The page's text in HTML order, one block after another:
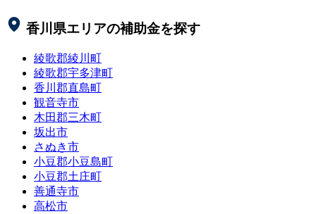
香川県エリアの補助金を探す
綾歌郡綾川町
綾歌郡宇多津町
香川郡直島町
観音寺市
木田郡三木町
坂出市
さぬき市
小豆郡小豆島町
小豆郡土庄町
善通寺市
高松市